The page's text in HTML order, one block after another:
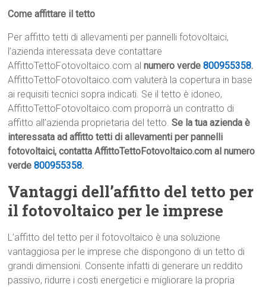
Come affittare il tetto
Per affitto tetti di allevamenti per pannelli fotovoltaici,
l’azienda interessata deve contattare
AffittoTettoFotovoltaico.com alnumero verde800955358.
AffittoTettoFotovoltaico.com valuterà la copertura in base
ai requisiti tecnici sopra indicati. Se il tetto è idoneo,
AffittoTettoFotovoltaico.com proporrà un contratto di
affitto all’azienda proprietaria del tetto.Se la tua azienda è
interessata ad affitto tetti di allevamenti per pannelli
fotovoltaici, contatta AffittoTettoFotovoltaico.com al numero
verde800955358.
Vantaggi dell’affitto del tetto per
il fotovoltaico per le imprese
L’affitto del tetto per il fotovoltaico è una soluzione
vantaggiosa per le imprese che dispongono di un tetto di
grandi dimensioni. Consente infatti di generare un reddito
passivo, ridurre i costi energetici e migliorare la propria